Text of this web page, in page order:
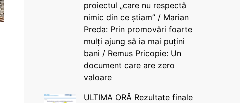
proiectul „care nu respectă
nimic din ce știam” / Marian
Preda: Prin promovări foarte
mulți ajung să ia mai puțini
bani / Remus Pricopie: Un
document care are zero
valoare
ULTIMA ORĂ Rezultate finale